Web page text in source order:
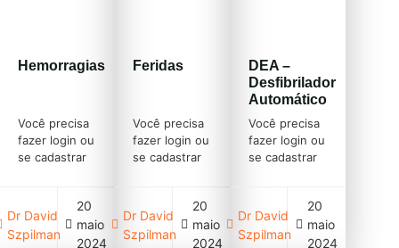
Hemorragias
Você precisa
fazer login ou
se cadastrar
acima)
Dr David
Szpilman
20
maio
2024
Feridas
Você precisa
fazer login ou
se cadastrar
acima)
Dr David
Szpilman
20
maio
2024
DEA –
Desfibrilador
Automático
Você precisa
fazer login ou
se cadastrar
acima)
Dr David
Szpilman
20
maio
2024